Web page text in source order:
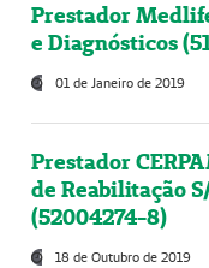
Prestador
e Diagnósticos
01 de Janeiro de 2019
Prestador
de Reabilitação
(52004274-8)
18 de Outubro de 2019